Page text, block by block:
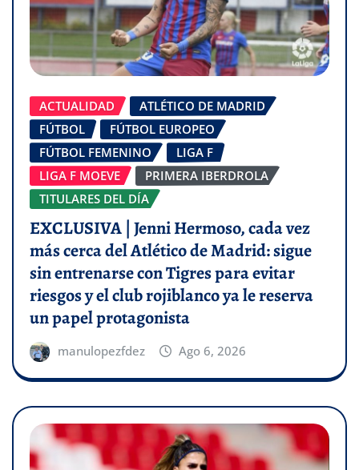
ACTUALIDAD
ATLÉTICO DE MADRID
FÚTBOL
FÚTBOL EUROPEO
FÚTBOL FEMENINO
LIGA F
LIGA F MOEVE
PRIMERA IBERDROLA
TITULARES DEL DÍA
EXCLUSIVA | Jenni Hermoso, cada vez
más cerca del Atlético de Madrid: sigue
sin entrenarse con Tigres para evitar
riesgos y el club rojiblanco ya le reserva
un papel protagonista
manulopezfdez Ago 6, 2026